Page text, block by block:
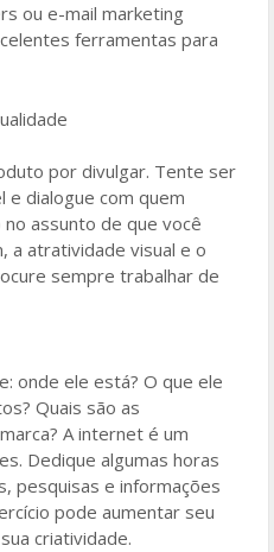
ou e-mail marketing
ferramentas para
por divulgar. Tente ser
e dialogue com quem
assunto de que você
a atratividade visual e o
sempre trabalhar de
onde ele está? O que ele
Quais são as
A internet é um
Dedique algumas horas
pesquisas e informações
pode aumentar seu
criatividade.